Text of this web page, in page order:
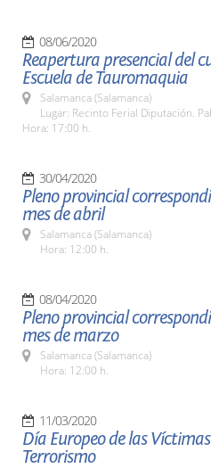
08/06/2020
Reapertura presencial del
Escuela de Tauromaquia
Salamanca (Salamanca)
Lugar: Recinto Ferial Diputación.
Hora: 17:00 h.
30/04/2020
Pleno provincial
mes de abril
Salamanca (Salamanca)
Hora: 12:00 h.
08/04/2020
Pleno provincial
mes de marzo
Salamanca (Salamanca)
Hora: 12:00 h.
11/03/2020
Día Europeo de las
Terrorismo